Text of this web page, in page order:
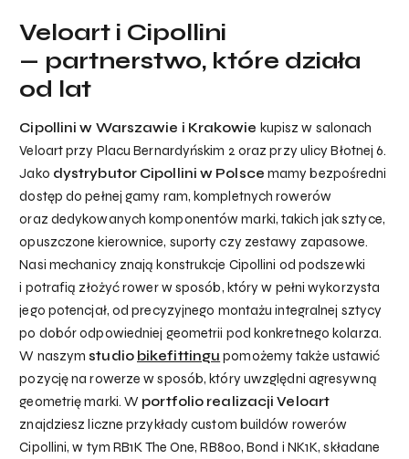
Veloart i Cipollini
— partnerstwo, które działa
od lat
Cipollini w Warszawie i Krakowie kupisz w salonach
Veloart przy Placu Bernardyńskim 2 oraz przy ulicy Błotnej 6.
Jako dystrybutor Cipollini w Polsce mamy bezpośredni
dostęp do pełnej gamy ram, kompletnych rowerów
oraz dedykowanych komponentów marki, takich jak sztyce,
opuszczone kierownice, suporty czy zestawy zapasowe.
Nasi mechanicy znają konstrukcje Cipollini od podszewki
i potrafią złożyć rower w sposób, który w pełni wykorzysta
jego potencjał, od precyzyjnego montażu integralnej sztycy
po dobór odpowiedniej geometrii pod konkretnego kolarza.
W naszymstudio bikefittingu pomożemy także ustawić
pozycję na rowerze w sposób, który uwzględni agresywną
geometrię marki. W portfolio realizacji Veloart
znajdziesz liczne przykłady custom buildów rowerów
Cipollini, w tym RB1K The One, RB800, Bond i NK1K, składane